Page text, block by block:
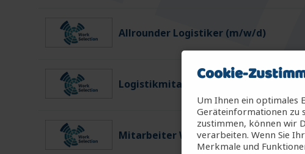
Allrounder Logistiker (m/w/d)
Logistikmitarbeiter (m/w/d)
Mitarbeiter Warenein-/ausgang (m/
Cookie-
Um Ihnen ein optimales
Geräteinformationen zu
zustimmen, können wir
verarbeiten. Wenn Sie
Merkmale und